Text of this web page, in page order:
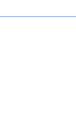
Electronic Bids